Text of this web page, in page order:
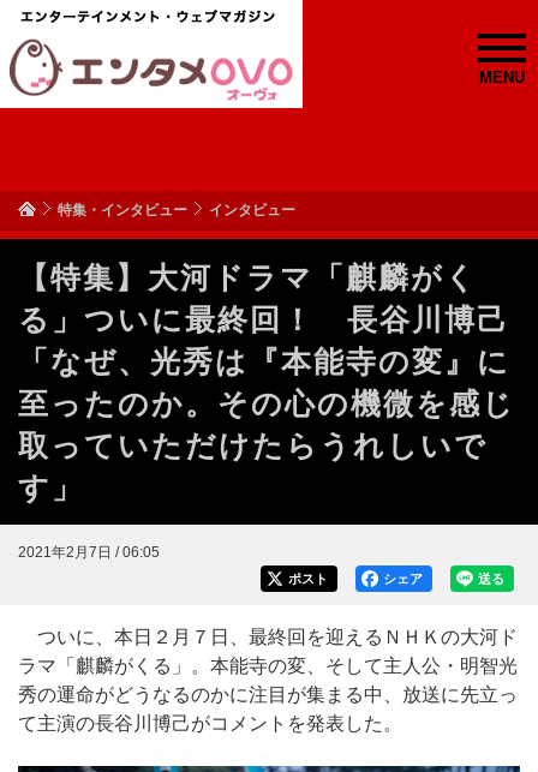
MENU
特集・インタビュー インタビュー
【特集】大河ドラマ「麒麟がく
る」ついに最終回！ 長谷川博己
「なぜ、光秀は『本能寺の変』に
至ったのか。その心の機微を感じ
取っていただけたらうれしいで
す」
2021年2月7日 / 06:05
送る
シェア
ポスト
ついに、本日２月７日、最終回を迎えるＮＨＫの大河ド
ラマ「麒麟がくる」。本能寺の変、そして主人公・明智光
秀の運命がどうなるのかに注目が集まる中、放送に先立っ
て主演の長谷川博己がコメントを発表した。